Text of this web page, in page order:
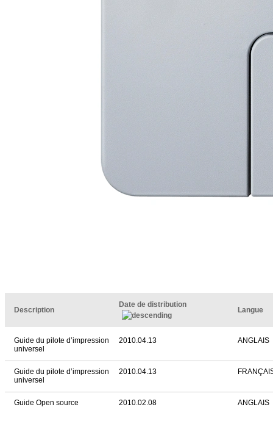
Description
Date de distribution
Langue
Guide du pilote d’impression
universel
2010.04.13 ANGLAIS
Guide du pilote d’impression
universel
2010.04.13
Guide Open source 2010.02.08 ANGLAIS